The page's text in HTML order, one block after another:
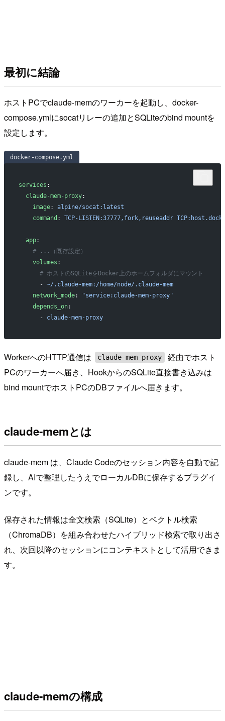
最初に結論
ホストPCでclaude-memのワーカーを起動し、docker-
compose.ymlにsocatリレーの追加とSQLiteのbind mountを
設定します。
docker-compose.yml
services :
  claude-mem-proxy
:
    image
: alpine/socat:latest
    command
: TCP-LISTEN:37777,fork,reuseaddr
  app
:
    # ...（既存設定）
    volumes
:
      # ホストのSQLiteをDocker上のホームフォルダにマウント
      -
~/.claude-mem:/home/node/.claude-mem
    network_mode
:
"service:claude-mem-proxy"
    depends_on
:
      -
claude-mem-proxy
WorkerへのHTTP通信は claude-mem-proxy
経由でホスト
PCのワーカーへ届き、HookからのSQLite直接書き込みは
bind mountでホストPCのDBファイルへ届きます。
claude-memとは
claude-mem は、Claude Codeのセッション内容を自動で記
録し、AIで整理したうえでローカルDBに保存するプラグイ
ンです。
保存された情報は全文検索（SQLite）とベクトル検索
（ChromaDB）を組み合わせたハイブリッド検索で取り出さ
れ、次回以降のセッションにコンテキストとして活用できま
す。
claude-memの構成